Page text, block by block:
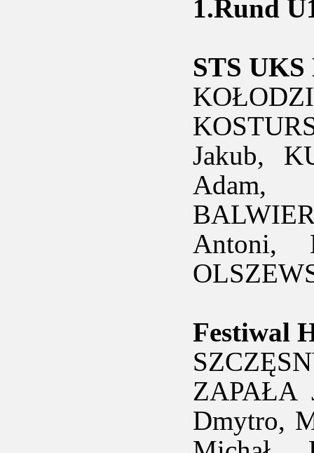
1.Rund
STS
Jakub,
Adam,
Antoni,
Festiwal
ZAPAŁA
Dmytro,